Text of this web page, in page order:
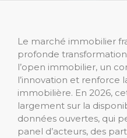
Le marché immobilier
profonde
l’open immobilier, un
l’innovation et renforce
immobilière. En 2026,
largement sur la
données ouvertes, qui
panel d’acteurs, des